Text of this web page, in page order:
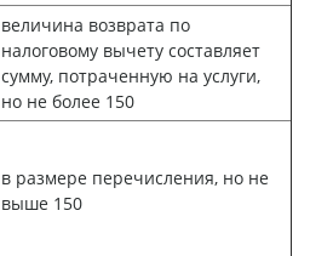
величина возврата по
налоговому вычету составляет
сумму, потраченную на услуги,
но не более 150
в размере перечисления, но не
выше 150